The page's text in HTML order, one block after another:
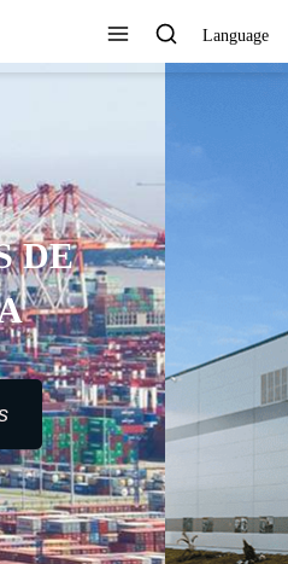
Language
DE
CERO
productos